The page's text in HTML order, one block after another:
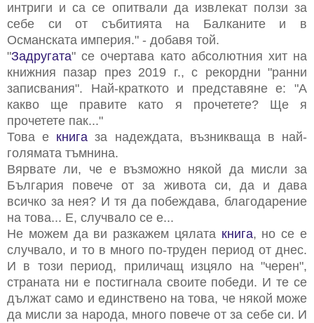
интриги и са се опитвали да извлекат ползи за
себе си от събитията на Балканите и в
Османската империя." - добавя той.
"Задругата" се очертава като абсолютния хит на
книжния пазар през 2019 г., с рекордни "ранни
записвания". Най-краткото и представяне е: "А
какво ще правите като я прочетете? Ще я
прочетете пак..."
Това е книга за надеждата, възникваща в най-
голямата тъмнина.
Вярвате ли, че е възможно някой да мисли за
България повече от за живота си, да и дава
всичко за нея? И тя да побеждава, благодарение
на това... Е, случвало се е...
Не можем да ви разкажем цялата книга, но се е
случвало, и то в много по-труден период от днес.
И в този период, приличащ изцяло на "черен",
страната ни е постигнала своите победи. И те се
дължат само и единствено на това, че някой може
да мисли за народа, много повече от за себе си. И